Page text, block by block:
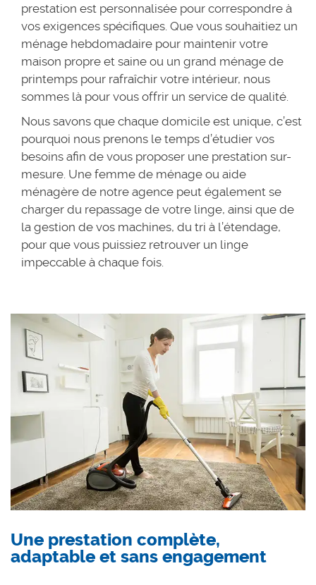
prestation est personnalisée pour correspondre à
vos exigences spécifiques. Que vous souhaitiez un
ménage hebdomadaire pour maintenir votre
maison propre et saine ou un grand ménage de
printemps pour rafraîchir votre intérieur, nous
sommes là pour vous offrir un service de qualité.
Nous savons que chaque domicile est unique, c’est
pourquoi nous prenons le temps d’étudier vos
besoins afin de vous proposer une prestation sur-
mesure. Une femme de ménage ou aide
ménagère de notre agence peut également se
charger du repassage de votre linge, ainsi que de
la gestion de vos machines, du tri à l’étendage,
pour que vous puissiez retrouver un linge
impeccable à chaque fois.
Une prestation complète,
adaptable et sans engagement